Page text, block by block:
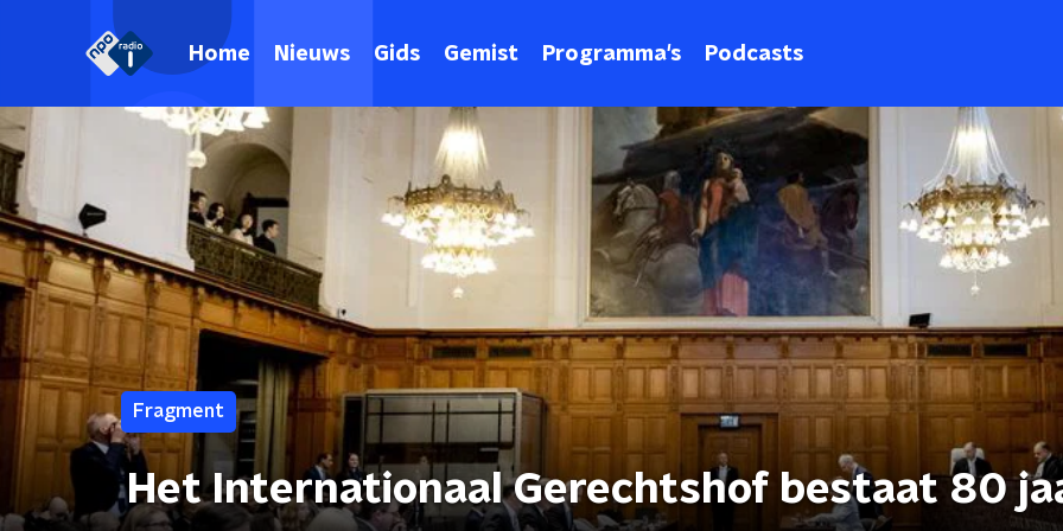
Home Nieuws Gids Gemist Programma's Podcasts
Fragment
Het Internationaal Gerechtshof bestaat 80